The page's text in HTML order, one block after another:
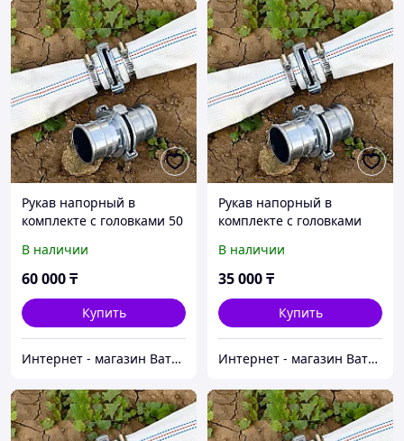
Рукав напорный в
комплекте с головками 50
100 м
В наличии
60 000₸
Купить
Интернет - магазин Ватцап
Рукав напорный в
комплекте с головками
длина 25 м
В наличии
35 000₸
Купить
Интернет - магазин Ватцап